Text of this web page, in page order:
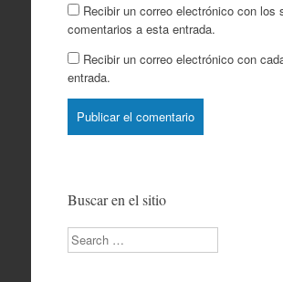
Recibir un correo electrónico con los
comentarios a esta entrada.
Recibir un correo electrónico con
entrada.
Buscar en el sitio
Search